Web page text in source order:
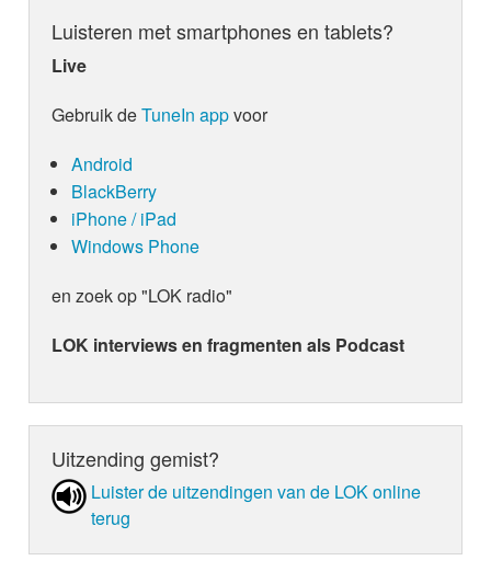
Luisteren met smartphones en tablets?
Live
Gebruik deTuneIn appvoor
Android
BlackBerry
iPhone / iPad
Windows Phone
en zoek op "LOK radio"
LOK interviews en fragmenten als Podcast
Uitzending gemist?
Luister de uit­zen­din­gen van de LOK online
terug